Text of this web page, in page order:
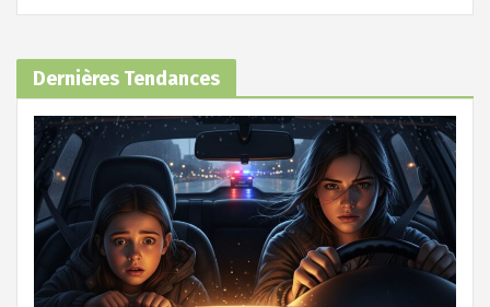
Dernières Tendances